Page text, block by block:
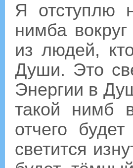
Я отступлю
нимба
из людей,
Души. Это
Энергии в
такой нимб
отчего
светится